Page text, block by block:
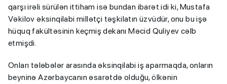
qarşı irəli sürülən ittiham isə bundan ibarət idi ki, Mustafa
Vəkilov əksinqilabi millətçi təşkilatın üzvüdür, onu bu işə
hüquq fakültəsinin keçmiş dekanı Məcid Quliyev cəlb
etmişdi.
Onları tələbələr arasında əksinqilabi iş aparmaqda, onların
beyninə Azərbaycanın əsarətdə olduğu, ölkənin